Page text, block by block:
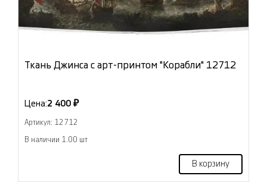
Ткань Джинса с арт-принтом "Корабли" 12712
Цена:2 400 ₽
Артикул: 12712
В наличии 1.00 шт
В корзину